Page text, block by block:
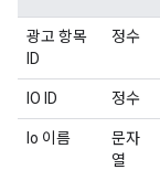
광고 항목
ID
정수
IO ID 정수
Io 이름
문자
열